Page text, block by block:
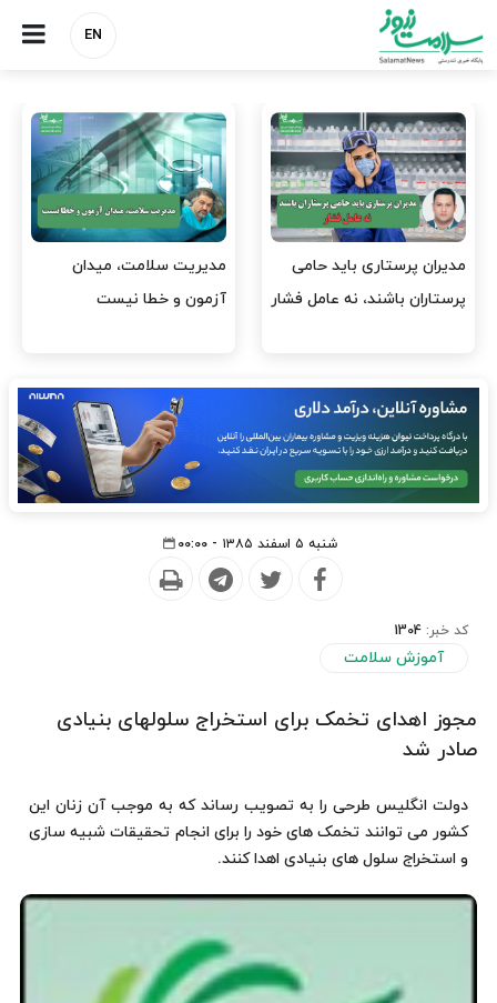
EN
وقت وزیر بهداشت باید صرف
افتتاح پروژه‌ها شود؟
واردات دارو و کالاهای اساسی
باید در اولویت تخصیص ارز
شنبه ۵ اسفند ۱۳۸۵ - ۰۰:۰۰
کد خبر: 1304
آموزش سلامت
مجوز اهدای تخمک برای استخراج سلولهای بنیادی
صادر شد
دولت انگلیس طرحی را به تصویب رساند که به موجب آن زنان این
کشور می توانند تخمک های خود را برای انجام تحقیقات شبیه سازی
و استخراج سلول های بنیادی اهدا کنند.